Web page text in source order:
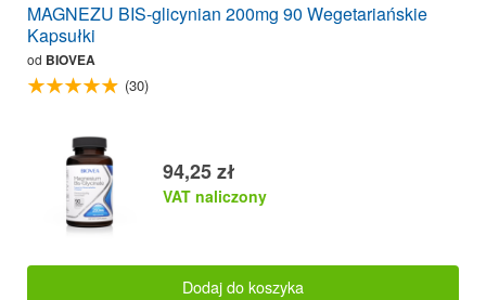
MAGNEZU BIS-glicynian 200mg 90 Wegetariańskie
Kapsułki
od BIOVEA
(30)
94,25 zł
VAT naliczony
Dodaj do koszyka